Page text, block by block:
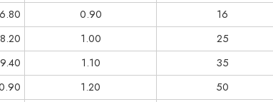
16
0.90
6.80
25
1.00
8.20
35
1.10
9.40
50
1.20